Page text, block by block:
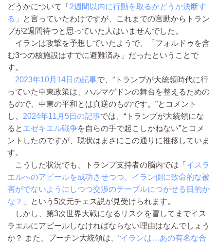
どうかについて「 2週間以内に行動を取るかどうか決断す
る 」と言っていたわけですが、これまでの言動からトラン
プが2週間待つと思っていた人はいませんでした。
イランは攻撃を予想していたようで、「フォルドゥを含
む3つの核施設はすでに避難済み」だったということで
す。
2023年10月14日の記事で、“トランプが大統領時代に行
っていた中東政策は、ハルマゲドンの舞台を整えるための
もので、中東の平和とは真逆のものです。”とコメント
し、 2024年11月5日の記事では、“トランプが大統領にな
ると エゼキエル戦争を自らの手で起こしかねない”とコメ
ントしたのですが、現状はまさにこの通りに推移していま
す。
こうした状況でも、トランプ支持者の脳内では「 イスラ
エルへのアピールを成功させつつ、イラン側に致命的な被
害がでないようにしつつ交渉のテーブルにつかせる目的か
な？ 」という5次元チェス説が見受けられます。
しかし、第3次世界大戦になるリスクを冒してまでイス
ラエルにアピールしなければならない理由はなんでしょう
か？ また、プーチン大統領は、“イランは…あの有名な合